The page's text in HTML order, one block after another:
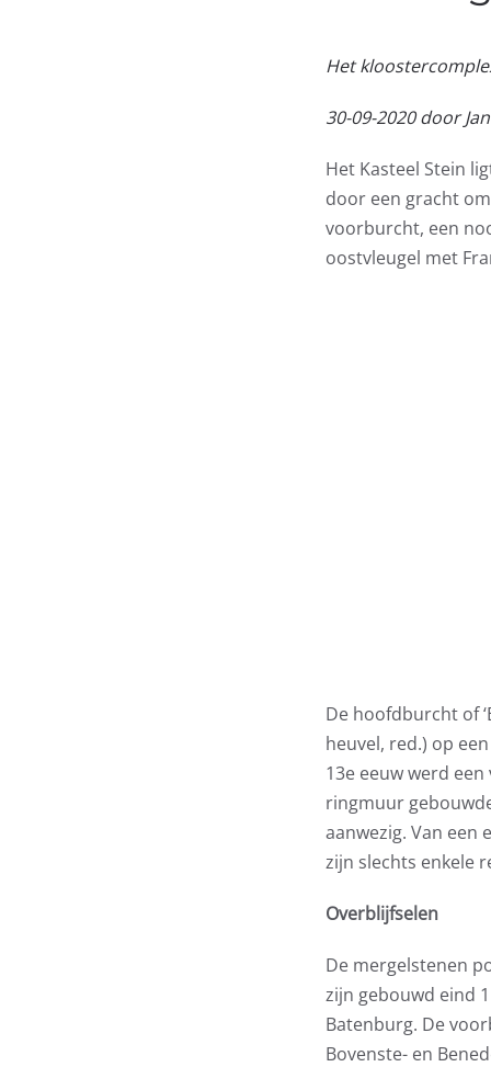
Het
30-09-2020 door
Het Kasteel Stein
door een gracht
voorburcht, een
oostvleugel met
De hoofdburcht of
heuvel, red.) op
13e eeuw werd
ringmuur
aanwezig. Van
zijn slechts enkele
Overblijfselen
De mergelstenen
zijn gebouwd eind
Batenburg. De
Bovenste- en